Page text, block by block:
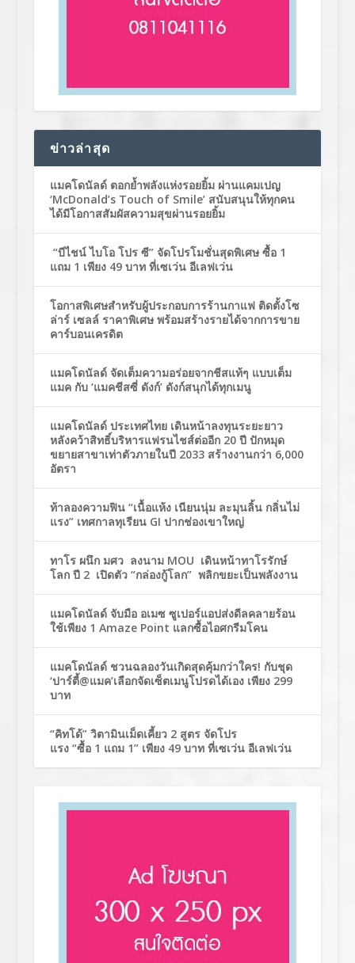
ข่าวล่าสุด
แมคโดนัลด์ ตอกย้ำพลังแห่งรอยยิ้ม ผ่านแคมเปญ
‘McDonald’s Touch of Smile’ สนับสนุนให้ทุกคน
ได้มีโอกาสสัมผัสความสุขผ่านรอยยิ้ม
“บีไชน์ ไบโอ โปร ซี” จัดโปรโมชั่นสุดพิเศษ ซื้อ 1
แถม 1 เพียง 49 บาท ที่เซเว่น อีเลฟเว่น
โอกาสพิเศษสำหรับผู้ประกอบการร้านกาแฟ ติดตั้งโซ
ล่าร์ เซลล์ ราคาพิเศษ พร้อมสร้างรายได้จากการขาย
คาร์บอนเครดิต
แมคโดนัลด์ จัดเต็มความอร่อยจากชีสแท้ๆ แบบเต็ม
แมค กับ ‘แมคชีสซี่ ดังก์’ ดังก์สนุกได้ทุกเมนู
แมคโดนัลด์ ประเทศไทย เดินหน้าลงทุนระยะยาว
หลังคว้าสิทธิ์บริหารแฟรนไชส์ต่ออีก 20 ปี ปักหมุด
ขยายสาขาเท่าตัวภายในปี 2033 สร้างงานกว่า 6,000
อัตรา
ท้าลองความฟิน “เนื้อแห้ง เนียนนุ่ม ละมุนลิ้น กลิ่นไม่
แรง” เทศกาลทุเรียน GI ปากช่องเขาใหญ่
ทาโร ผนึก มศว ลงนาม MOU เดินหน้าทาโรรักษ์
โลก ปี 2 เปิดตัว “กล่องกู้โลก” พลิกขยะเป็นพลังงาน
แมคโดนัลด์ จับมือ อเมซ ซูเปอร์แอปส่งดีลคลายร้อน
ใช้เพียง 1 Amaze Point แลกซื้อไอศกรีมโคน
แมคโดนัลด์ ชวนฉลองวันเกิดสุดคุ้มกว่าใคร! กับชุด
‘ปาร์ตี้@แมค’เลือกจัดเซ็ตเมนูโปรดได้เอง เพียง 299
บาท
“คิทโด้” วิตามินเม็ดเคี้ยว 2 สูตร จัดโปร
แรง “ซื้อ 1 แถม 1” เพียง 49 บาท ที่เซเว่น อีเลฟเว่น